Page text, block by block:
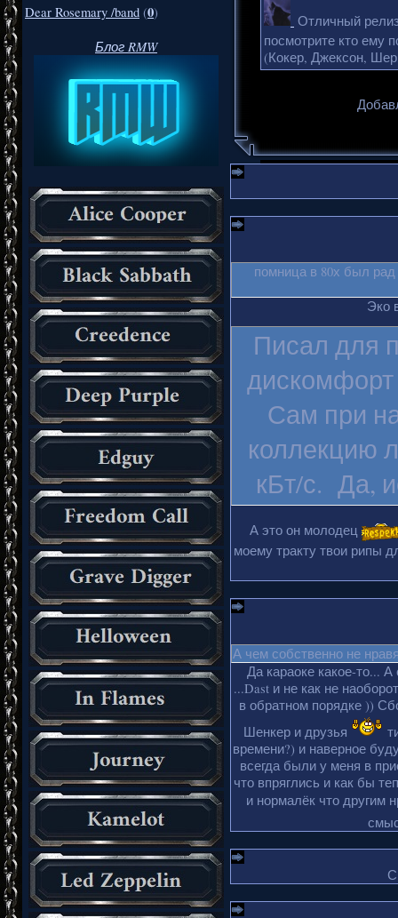
Dear Rosemary /band (0)
Блог RMW
Отличный
посмотрите кто ему
(Кокер, Джексон,
помница в 80х был
Эко
Писал для
Сам при
коллекцию
кБт/с. Да,
А это он молодец
моему тракту твои рипы
А чем собственно не
Да караоке какое-то...
...Dast и не как не
в обратном порядке ))
Шенкер и друзья
времени?) и наверное
всегда были у меня в
что впряглись и как бы
и нормалёк что другим